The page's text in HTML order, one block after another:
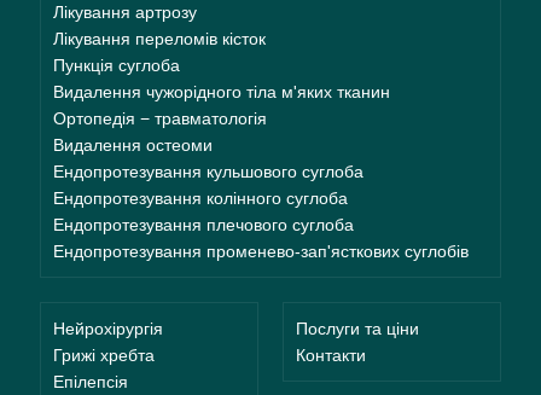
Лікування артрозу
Лікування переломів кісток
Пункція суглоба
Видалення чужорідного тіла м'яких тканин
Ортопедія − травматологія
Видалення остеоми
Ендопротезування кульшового суглоба
Ендопротезування колінного суглоба
Ендопротезування плечового суглоба
Ендопротезування променево-зап'ясткових суглобів
Нейрохірургія
Грижі хребта
Епілепсія
Послуги та ціни
Контакти